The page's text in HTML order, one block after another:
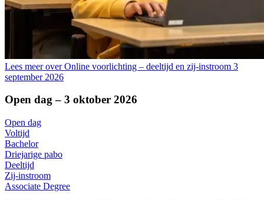
Lees meer over Online voorlichting – deeltijd en zij-instroom 3
september 2026
Open dag – 3 oktober 2026
Open dag
Voltijd
Bachelor
Driejarige pabo
Deeltijd
Zij-instroom
Associate Degree